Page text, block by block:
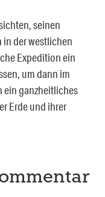
seinen
der westlichen
Expedition ein
um dann im
ein ganzheitliches
Erde und ihrer